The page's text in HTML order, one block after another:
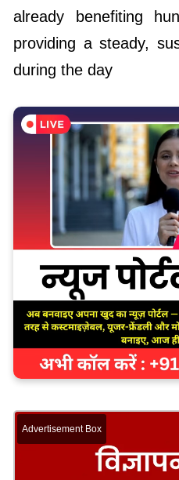
already benefiting
providing a steady,
during the day
Advertisement Box